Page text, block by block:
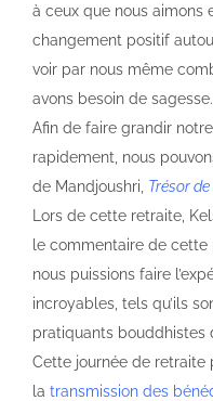
à ceux que nous aimons
changement positif
voir par nous même
avons besoin de sagesse.
Afin de faire grandir
rapidement, nous
de Mandjoushri, Trésor
Lors de cette retraite,
le commentaire de
nous puissions faire
incroyables, tels qu’ils
pratiquants bouddhistes
Cette journée de retraite
la transmission des